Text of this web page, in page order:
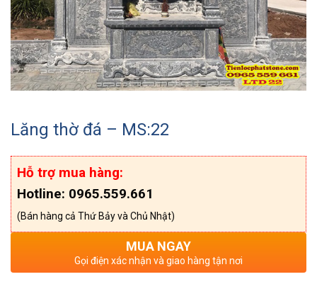
Lăng thờ đá – MS:22
Hỗ trợ mua hàng:
Hotline: 0965.559.661
(Bán hàng cả Thứ Bảy và Chủ Nhật)
MUA NGAY
Gọi điện xác nhận và giao hàng tận nơi